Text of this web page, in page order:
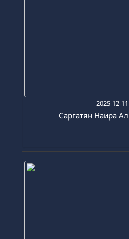
2025-12-11
Саргатян Наира